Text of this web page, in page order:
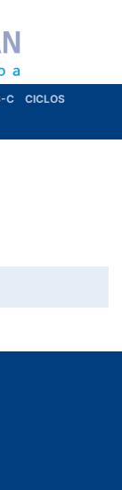
C
CICLOS
completo…